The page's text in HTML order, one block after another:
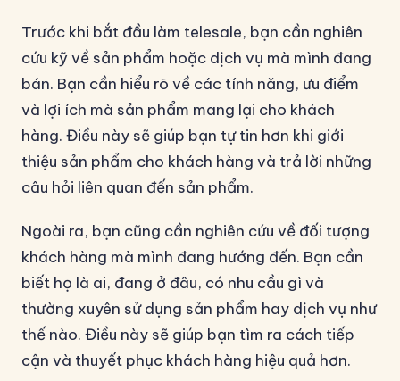
Trước khi bắt đầu làm telesale, bạn cần nghiên
cứu kỹ về sản phẩm hoặc dịch vụ mà mình đang
bán. Bạn cần hiểu rõ về các tính năng, ưu điểm
và lợi ích mà sản phẩm mang lại cho khách
hàng. Điều này sẽ giúp bạn tự tin hơn khi giới
thiệu sản phẩm cho khách hàng và trả lời những
câu hỏi liên quan đến sản phẩm.
Ngoài ra, bạn cũng cần nghiên cứu về đối tượng
khách hàng mà mình đang hướng đến. Bạn cần
biết họ là ai, đang ở đâu, có nhu cầu gì và
thường xuyên sử dụng sản phẩm hay dịch vụ như
thế nào. Điều này sẽ giúp bạn tìm ra cách tiếp
cận và thuyết phục khách hàng hiệu quả hơn.